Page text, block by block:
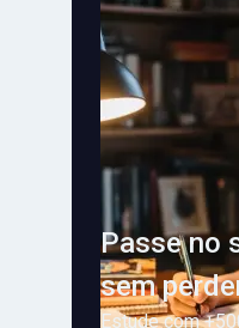
Passe no
sem
Estude com